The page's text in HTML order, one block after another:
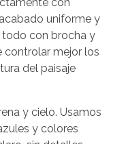
con
uniforme y
con brocha y
controlar mejor los
del paisaje
y cielo. Usamos
y colores